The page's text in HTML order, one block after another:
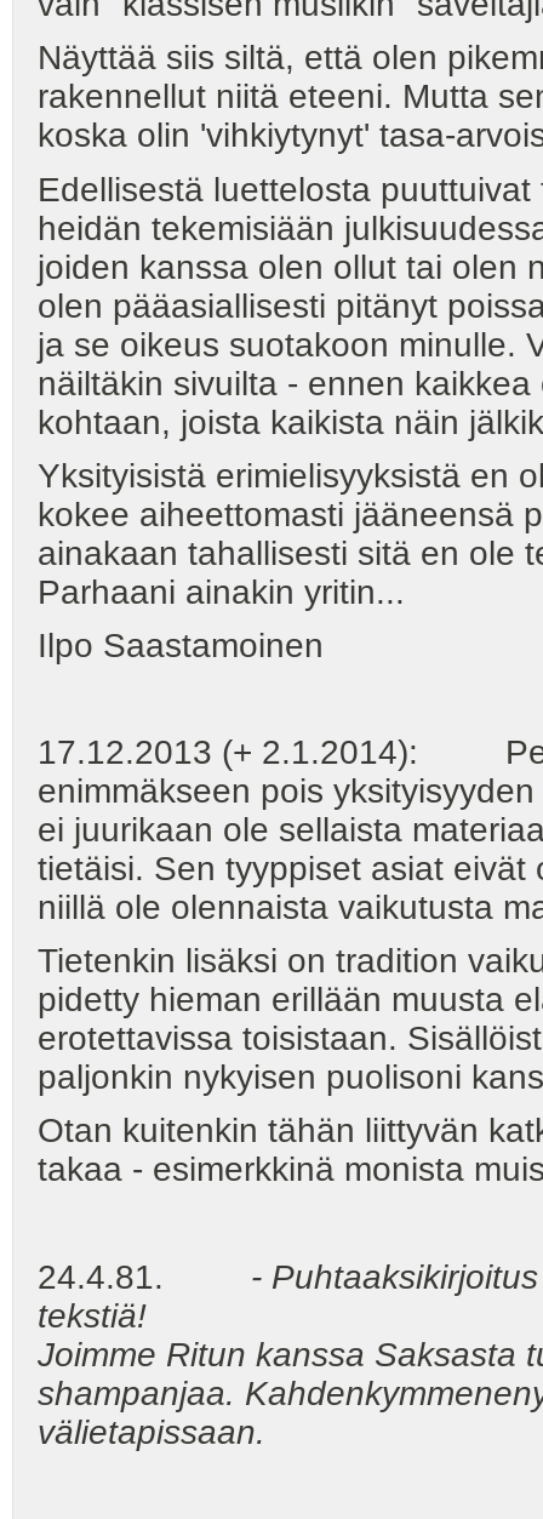
Näyttää siis siltä, että olen
rakennellut niitä eteeni. Mutta
koska olin 'vihkiytynyt' tasa-
Edellisestä luettelosta
heidän tekemisiään
joiden kanssa olen ollut tai olen
olen pääasiallisesti pitänyt
ja se oikeus suotakoon minulle.
näiltäkin sivuilta - ennen
kohtaan, joista kaikista näin
Yksityisistä erimielisyyksistä en
kokee aiheettomasti jääneensä
ainakaan tahallisesti sitä en ole
Parhaani ainakin yritin...
Ilpo Saastamoinen
17.12.2013 (+ 2.1.2014):
enimmäkseen pois
ei juurikaan ole sellaista
tietäisi. Sen tyyppiset asiat
niillä ole olennaista vaikutusta
Tietenkin lisäksi on tradition
pidetty hieman erillään muusta
erotettavissa toisistaan.
paljonkin nykyisen puolisoni
Otan kuitenkin tähän liittyvän
takaa - esimerkkinä monista
24.4.81. -
tekstiä!
Joimme Ritun kanssa Saksasta
shampanjaa.
välietapissaan.